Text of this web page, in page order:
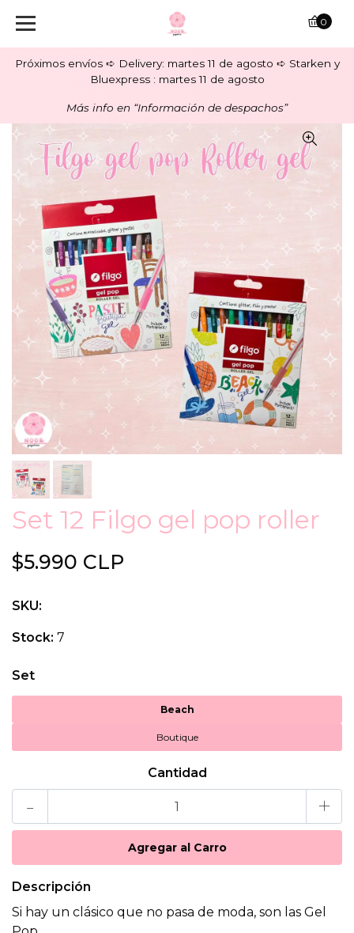
Próximos envíos ➪ Delivery: martes 11 de agosto ➪ Starken y
Bluexpress : martes 11 de agosto
Más info en “Información de despachos”
0
Set 12 Filgo gel pop roller
$5.990 CLP
SKU:
Stock: 7
Set
Beach
Boutique
Cantidad
- +
Descripción
Si hay un clásico que no pasa de moda, son las Gel